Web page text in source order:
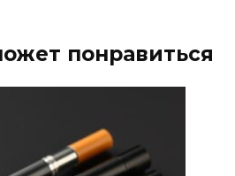
понравиться